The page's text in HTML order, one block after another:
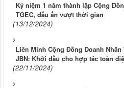
Kỷ niệm 1 năm thành lập Cộng
TGEC, dấu ấn vượt thời gian
(13/12/2024)
Liên Minh Cộng Đồng Doanh
JBN: Khởi đầu cho hợp tác toàn
(22/11/2024)